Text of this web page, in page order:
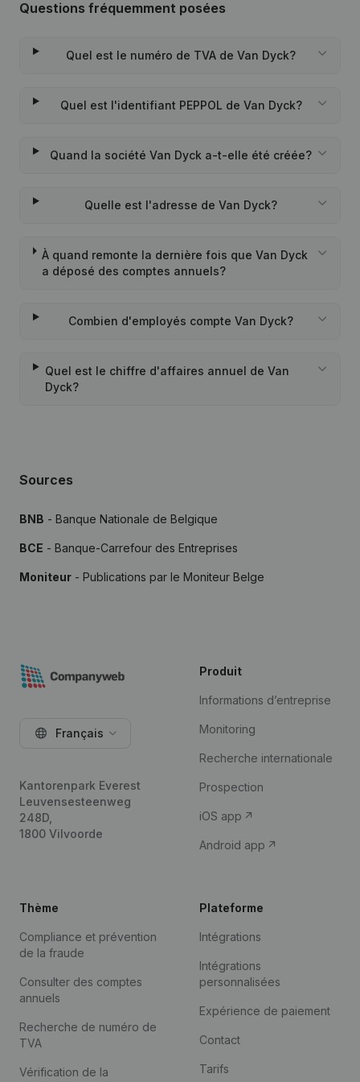
Questions fréquemment posées
Quel est le numéro de TVA de Van Dyck?
Quel est l'identifiant PEPPOL de Van Dyck?
Quand la société Van Dyck a-t-elle été créée?
Quelle est l'adresse de Van Dyck?
À quand remonte la dernière fois que Van Dyck
a déposé des comptes annuels?
Combien d'employés compte Van Dyck?
Quel est le chiffre d'affaires annuel de Van
Dyck?
Sources
BNB - Banque Nationale de Belgique
BCE - Banque-Carrefour des Entreprises
Moniteur - Publications par le Moniteur Belge
Français
Kantorenpark Everest
Leuvensesteenweg
248D,
1800 Vilvoorde
Produit
Informations d’entreprise
Monitoring
Recherche internationale
Prospection
iOS app
Android app
Thème
Compliance et prévention
de la fraude
Consulter des comptes
annuels
Recherche de numéro de
TVA
Vérification de la
Plateforme
Intégrations
Intégrations
personnalisées
Expérience de paiement
Contact
Tarifs